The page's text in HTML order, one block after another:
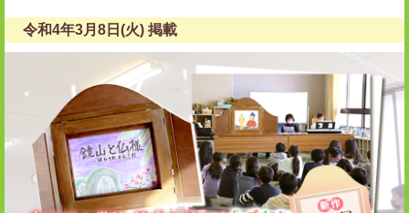
令和4年3月8日(火) 掲載